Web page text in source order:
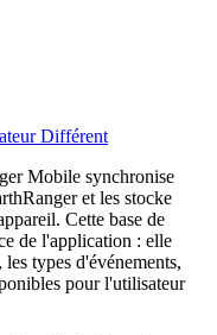
Différent
Mobile synchronise
et les stocke
. Cette base de
de l'application : elle
, les types d'événements,
pour l'utilisateur